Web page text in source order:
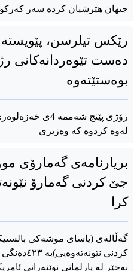
جیهان هێرشیان کردە سەر
رێکس تیلرسن، پێویستە
دەست تێوەردانەکانی
بوەستێتەوە
لەوە کردوە کە وەزیری
بریارنامەی گەمارۆی
جێ کردنی گەمارۆ
کرا
گەڵالەی (یاسای موشەکی
نەخێر لە پارلمانی نوێنەرانی